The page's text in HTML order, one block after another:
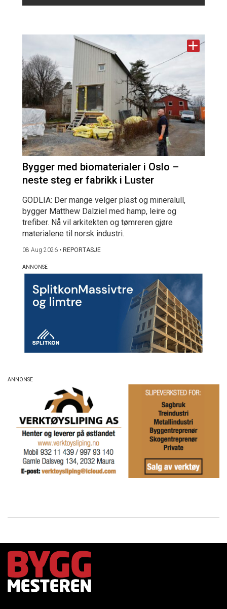
Bygger med biomaterialer i Oslo –
neste steg er fabrikk i Luster
GODLIA: Der mange velger plast og mineralull,
bygger Matthew Dalziel med hamp, leire og
trefiber. Nå vil arkitekten og tømreren gjøre
materialene til norsk industri.
08 Aug 2026 • REPORTASJE